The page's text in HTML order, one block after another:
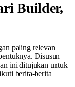
Builder,
paling relevan
Disusun
ini ditujukan untuk
berita-berita